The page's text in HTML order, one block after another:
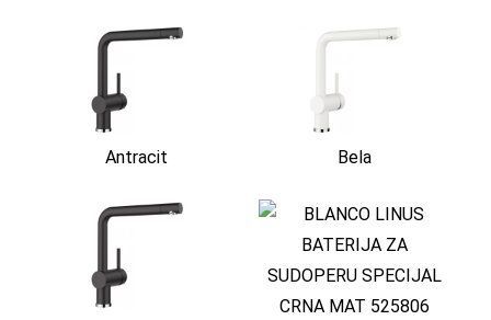
Antracit Bela